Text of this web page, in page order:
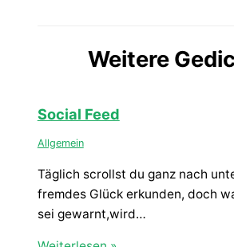
Weitere
Social Feed
Allgemein
Täglich scrollst du ganz nach
fremdes Glück erkunden, doch
sei gewarnt,wird…